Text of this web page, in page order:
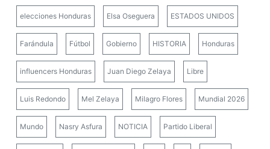
elecciones Honduras Elsa Oseguera ESTADOS UNIDOS
Farándula Fútbol Gobierno HISTORIA Honduras
influencers Honduras Juan Diego Zelaya Libre
Luis Redondo Mel Zelaya Milagro Flores Mundial 2026
Mundo Nasry Asfura NOTICIA Partido Liberal